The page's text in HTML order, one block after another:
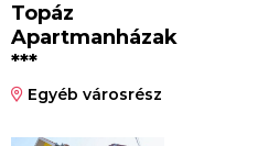
Topáz
Apartmanházak
***
Egyéb városrész